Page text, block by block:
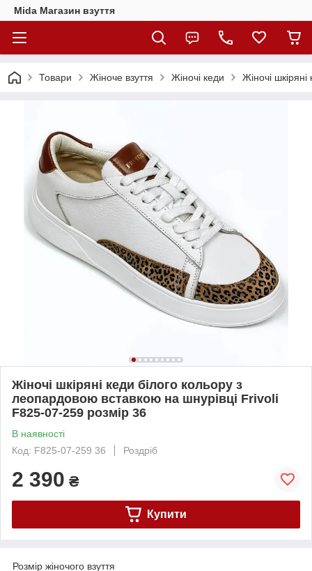
Mida Магазин взуття
Товари Жіноче взуття Жіночі кеди Жіночі
Жіночі шкіряні кеди білого кольору з
леопардовою вставкою на шнурівці Frivoli
F825-07-259 розмір 36
В наявності
Код: F825-07-259 36
Роздріб
2 390 ₴
Купити
Розмір жіночого взуття